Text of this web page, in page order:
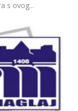
s ovog...